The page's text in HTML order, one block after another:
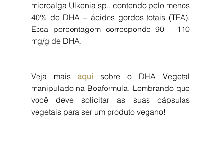
microalga Ulkenia sp., contendo pelo menos
40% de DHA – ácidos gordos totais (TFA).
Essa porcentagem corresponde 90 - 110
mg/g de DHA.
Veja mais aqui sobre o DHA Vegetal
manipulado na Boaformula. Lembrando que
você deve solicitar as suas cápsulas
vegetais para ser um produto vegano!